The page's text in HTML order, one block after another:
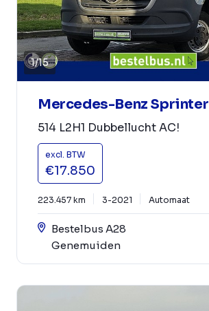
1/15
Mercedes-Benz Sprinter
514 L2H1 Dubbellucht AC!
excl. BTW
€17.850
223.457 km 3-2021 Automaat
Bestelbus A28
Genemuiden